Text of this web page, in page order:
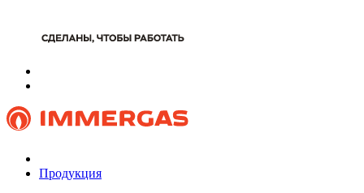
Продукция